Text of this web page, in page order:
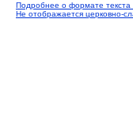
Подробнее о формате текста
Не отображается церковно-